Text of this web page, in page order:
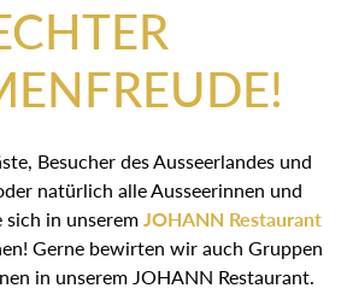
Besucher des Ausseerlandes und
natürlich alle Ausseerinnen und
sich in unserem JOHANN Restaurant
Gerne bewirten wir auch Gruppen
in unserem JOHANN Restaurant.